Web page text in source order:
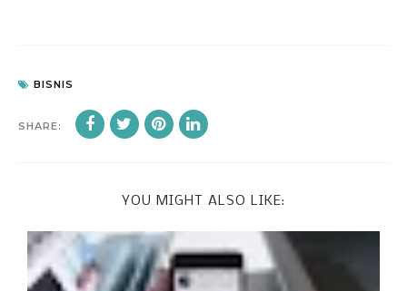
BISNIS
SHARE:
YOU MIGHT ALSO LIKE: